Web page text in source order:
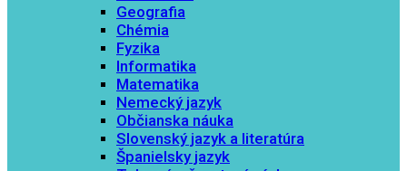
Geografia
Chémia
Fyzika
Informatika
Matematika
Nemecký jazyk
Občianska náuka
Slovenský jazyk a literatúra
Španielsky jazyk